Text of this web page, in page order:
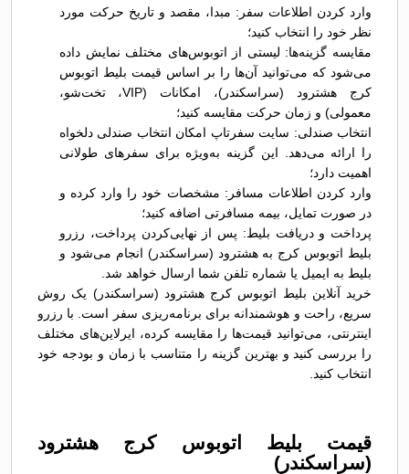
وارد کردن اطلاعات سفر: مبدا، مقصد و تاریخ حرکت مورد
نظر خود را انتخاب کنید؛
مقایسه گزینه‌ها: لیستی از اتوبوس‌های مختلف نمایش داده
می‌شود که می‌توانید آن‌ها را بر اساس قیمت بلیط اتوبوس
کرج هشترود (سراسکندر)، امکانات (VIP، تخت‌شو،
معمولی) و زمان حرکت مقایسه کنید؛
انتخاب صندلی: سایت سفرتاپ امکان انتخاب صندلی دلخواه
را ارائه می‌دهد. این گزینه به‌ویژه برای سفرهای طولانی
اهمیت دارد؛
وارد کردن اطلاعات مسافر: مشخصات خود را وارد کرده و
در صورت تمایل، بیمه مسافرتی اضافه کنید؛
پرداخت و دریافت بلیط: پس از نهایی‌کردن پرداخت، رزرو
بلیط اتوبوس کرج به هشترود (سراسکندر) انجام می‌شود و
بلیط به ایمیل یا شماره تلفن شما ارسال خواهد شد.
خرید آنلاین بلیط اتوبوس کرج هشترود (سراسکندر) یک روش
سریع، راحت و هوشمندانه برای برنامه‌ریزی سفر است. با رزرو
اینترنتی، می‌توانید قیمت‌ها را مقایسه کرده، ایرلاین‌های مختلف
را بررسی کنید و بهترین گزینه را متناسب با زمان و بودجه خود
انتخاب کنید.
قیمت بلیط اتوبوس کرج هشترود
(سراسکندر)